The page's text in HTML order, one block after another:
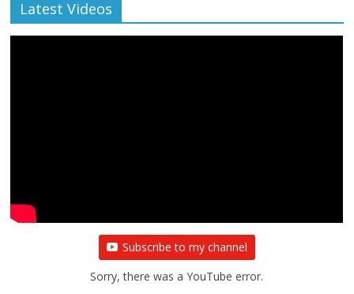
Latest Videos
Subscribe to my channel
Sorry, there was a YouTube error.